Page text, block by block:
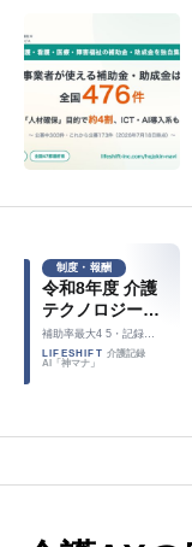
制度・報酬
令和8年度 介護
テクノロジー導
入補助金、20
県が7月に締切
補助率最大4 5・記録ソ
フト100〜250万円
LIFESHIFT 介護記録
AI「神マナ」